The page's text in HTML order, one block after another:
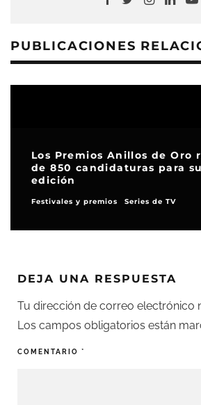
PUBLICACIONES
Los Premios Anillos de Oro
de 850 candidaturas para
edición
Festivales y premios Series de TV
DEJA UNA RESPUESTA
Tu dirección de correo electrónico
Los campos obligatorios están
COMENTARIO *